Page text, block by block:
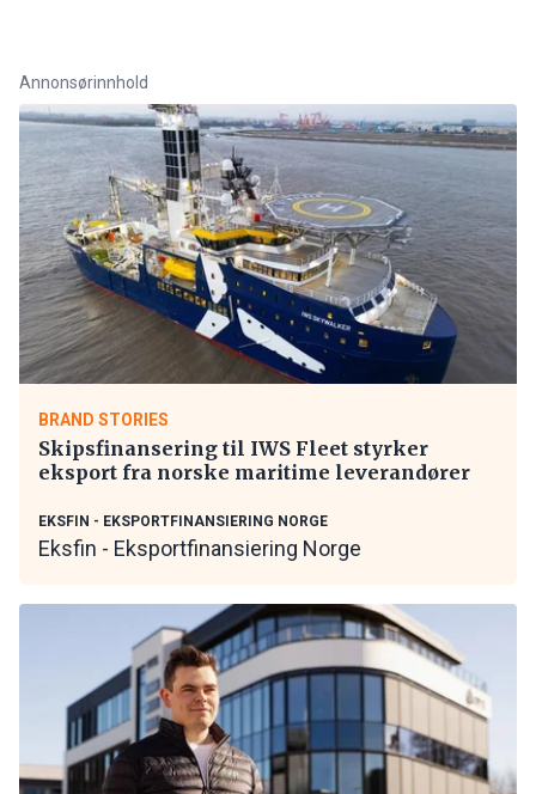
Annonsørinnhold
BRAND STORIES
Skipsfinansering til IWS Fleet styrker
eksport fra norske maritime leverandører
EKSFIN - EKSPORTFINANSIERING NORGE
Eksfin - Eksportfinansiering Norge